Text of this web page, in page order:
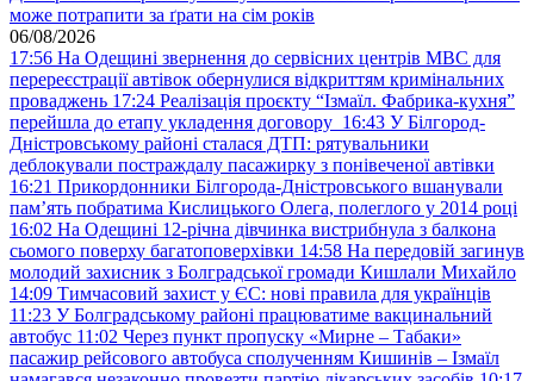
може потрапити за ґрати на сім років
06/08/2026
17:56 На Одещині звернення до сервісних центрів МВС для
перереєстрації автівок обернулися відкриттям кримінальних
проваджень 17:24 Реалізація проєкту “Ізмаїл. Фабрика-кухня”
перейшла до етапу укладення договору 16:43 У Білгород-
Дністровському районі сталася ДТП: рятувальники
деблокували постраждалу пасажирку з понівеченої автівки
16:21 Прикордонники Білгорода-Дністровського вшанували
пам’ять побратима Кислицького Олега, полеглого у 2014 році
16:02 На Одещині 12-річна дівчинка вистрибнула з балкона
сьомого поверху багатоповерхівки 14:58 На передовій загинув
молодий захисник з Болградської громади Кишлали Михайло
14:09 Тимчасовий захист у ЄС: нові правила для українців
11:23 У Болградському районі працюватиме вакцинальний
автобус 11:02 Через пункт пропуску «Мирне – Табаки»
пасажир рейсового автобуса сполученням Кишинів – Ізмаїл